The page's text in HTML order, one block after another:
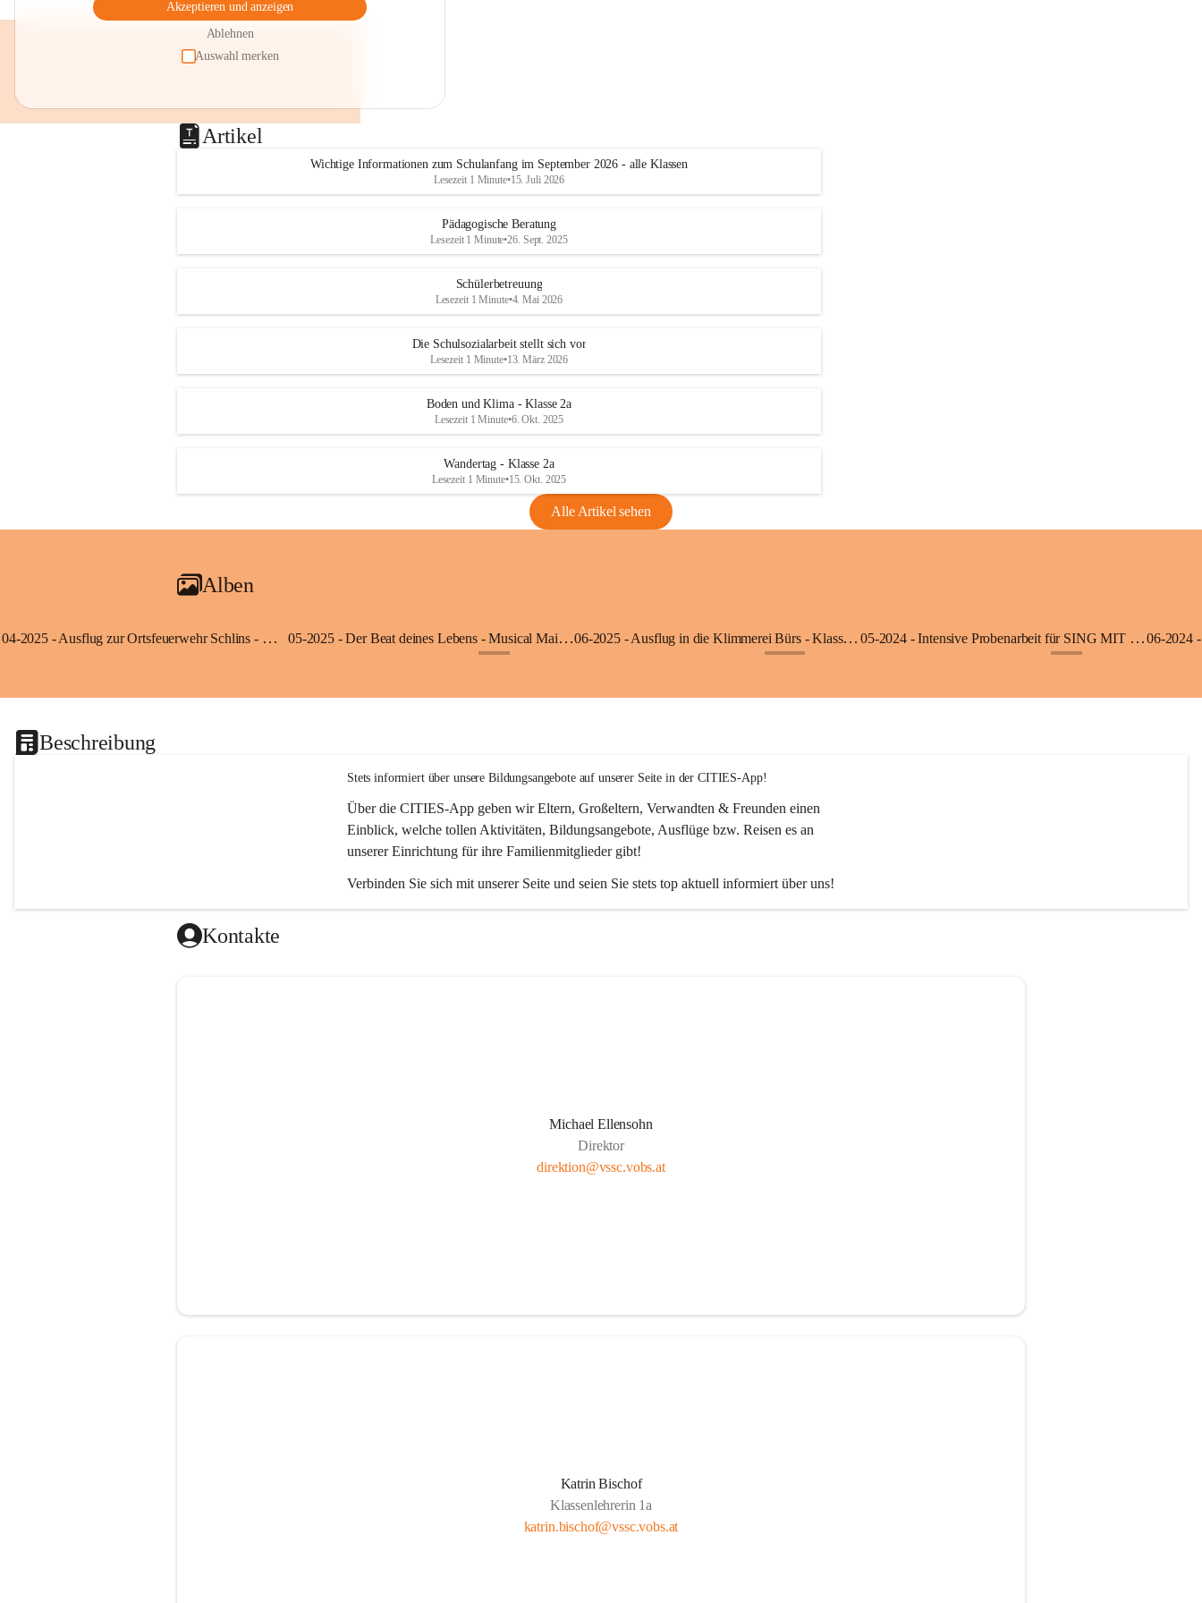
Akzeptieren und anzeigen
Ablehnen
Auswahl merken
Artikel
Wichtige Informationen zum Schulanfang im September 2026 - alle Klassen
Lesezeit 1 Minute•15. Juli 2026
Pädagogische Beratung
Lesezeit 1 Minute•26. Sept. 2025
Schülerbetreuung
Lesezeit 1 Minute•4. Mai 2026
Die Schulsozialarbeit stellt sich vor
Lesezeit 1 Minute•13. März 2026
Boden und Klima - Klasse 2a
Lesezeit 1 Minute•6. Okt. 2025
Wandertag - Klasse 2a
Lesezeit 1 Minute•15. Okt. 2025
Alle Artikel sehen
Alben
04-2025 - Ausflug zur Ortsfeuerwehr Schlins - Klassen 3a und 3b 05-2025 - Der Beat deines Lebens - Musical Mai 2025 06-2025 - Ausflug in die Klimmerei Bürs - Klasse 1a 05-2024 - Intensive Probenarbeit für SING MIT - Klasse 3b06-2024
Beschreibung
Stets informiert über unsere Bildungsangebote auf unserer Seite in der CITIES-App!
Über die CITIES-App geben wir Eltern, Großeltern, Verwandten & Freunden einen
Einblick, welche tollen Aktivitäten, Bildungsangebote, Ausflüge bzw. Reisen es an
unserer Einrichtung für ihre Familienmitglieder gibt!
Verbinden Sie sich mit unserer Seite und seien Sie stets top aktuell informiert über uns!
Kontakte
Michael Ellensohn
Direktor
direktion@vssc.vobs.at
Katrin Bischof
Klassenlehrerin 1a
katrin.bischof@vssc.vobs.at